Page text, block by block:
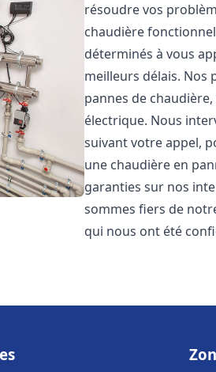
résoudre vos
chaudière
déterminés à vous
meilleurs délais.
pannes de
électrique. Nous
suivant votre appel,
une chaudière en
garanties sur nos
sommes fiers de
qui nous ont été